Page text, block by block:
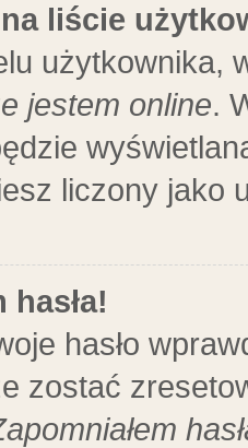
liście
użytkownika,
jestem online.
liczony jako
hasła!
hasło
zostać